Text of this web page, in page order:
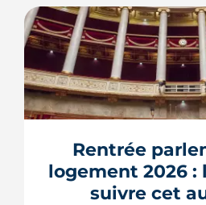
Rentrée
logement 2026 :
suivre cet